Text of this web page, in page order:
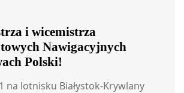
i wicemistrza
Nawigacyjnych
Polski!
na lotnisku Białystok-Krywlany